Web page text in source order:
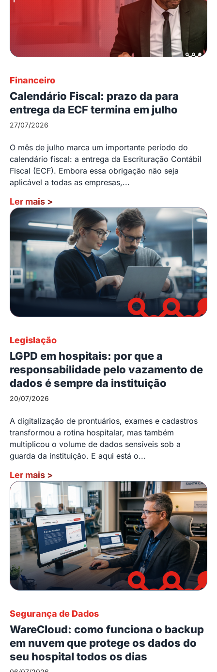
Financeiro
Calendário Fiscal: prazo da para
entrega da ECF termina em julho
27/07/2026
O mês de julho marca um importante período do
calendário fiscal: a entrega da Escrituração Contábil
Fiscal (ECF). Embora essa obrigação não seja
aplicável a todas as empresas,...
Ler mais >
Legislação
LGPD em hospitais: por que a
responsabilidade pelo vazamento de
dados é sempre da instituição
20/07/2026
A digitalização de prontuários, exames e cadastros
transformou a rotina hospitalar, mas também
multiplicou o volume de dados sensíveis sob a
guarda da instituição. E aqui está o...
Ler mais >
Segurança de Dados
WareCloud: como funciona o backup
em nuvem que protege os dados do
seu hospital todos os dias